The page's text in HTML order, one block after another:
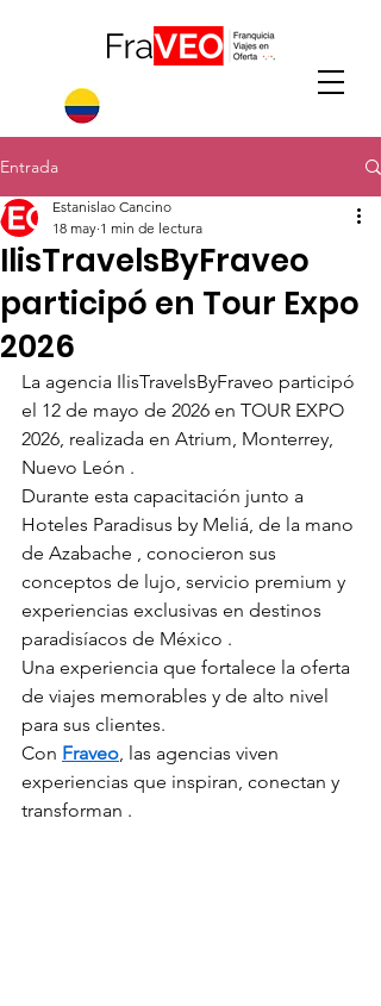
Entrada
IlisTravelsByFraveo
participó en Tour Expo
2026
Estanislao Cancino
18 may 1 min de lectura
La agencia IlisTravelsByFraveo participó
el 12 de mayo de 2026 en TOUR EXPO
2026, realizada en Atrium, Monterrey,
Nuevo León .
Durante esta capacitación junto a
Hoteles Paradisus by Meliá, de la mano
de Azabache , conocieron sus
conceptos de lujo, servicio premium y
experiencias exclusivas en destinos
paradisíacos de México .
Una experiencia que fortalece la oferta
de viajes memorables y de alto nivel
para sus clientes.
Con Fraveo, las agencias viven
experiencias que inspiran, conectan y
transforman .